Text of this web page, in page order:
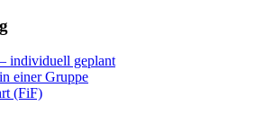
individuell geplant
einer Gruppe
(FiF)